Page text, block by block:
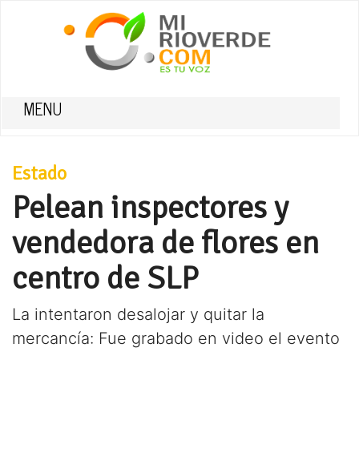
MENU
Estado
Pelean inspectores y
vendedora de flores en
centro de SLP
La intentaron desalojar y quitar la
mercancía: Fue grabado en video el evento